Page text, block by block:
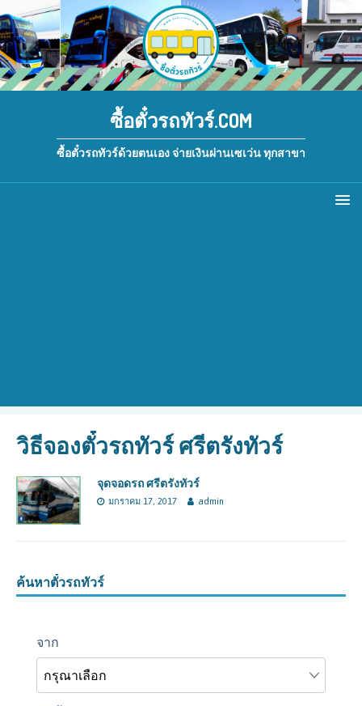
ซื้อตั๋วรถทัวร์.COM
ซื้อตั๋วรถทัวร์ด้วยตนเอง จ่ายเงินผ่านเซเว่น ทุกสาขา
วิธีจองตั๋วรถทัวร์ ศรีตรังทัวร์
จุดจอดรถ ศรีตรังทัวร์
มกราคม 17, 2017 admin
ค้นหาตั๋วรถทัวร์